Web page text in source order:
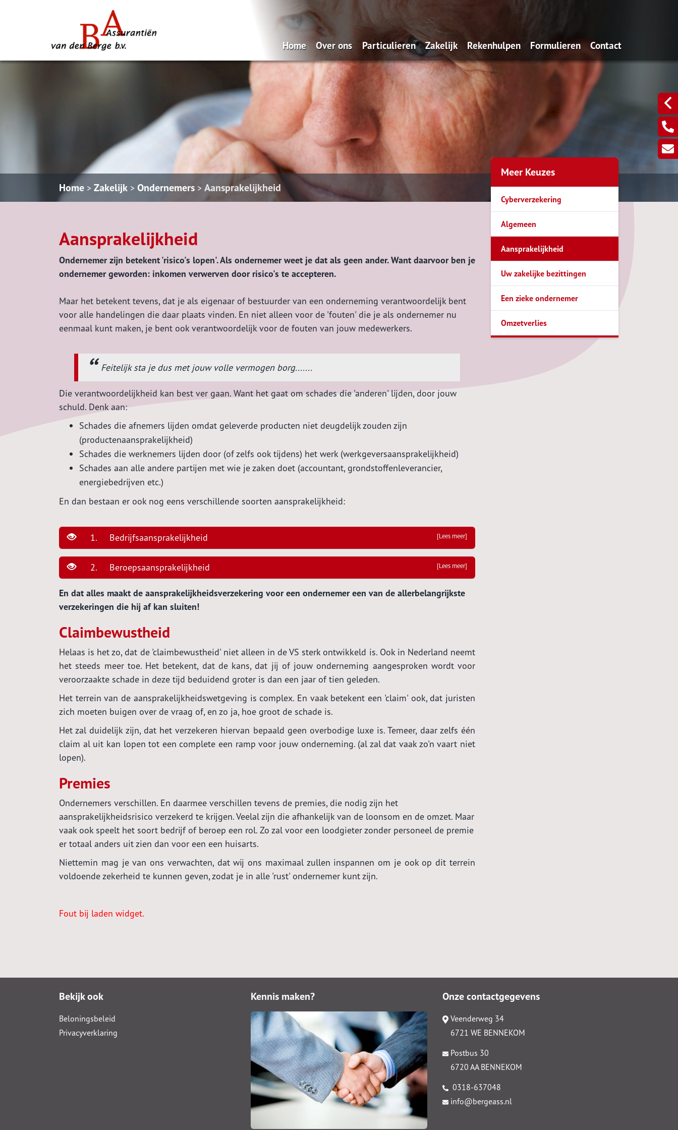
Home Over ons
Onze diensten via uw smartphone
Verzekeren
Particulieren
Verzekeren
Zakelijk
Ondernemers
Werkgevers
Rekenhulpen
Ziektekostenpremies vergelijken
Formulieren
Schadeformulieren
Contact
Home > Zakelijk > Ondernemers > Aansprakelijkheid
Aansprakelijkheid
Ondernemer zijn betekent 'risico's lopen'. Als ondernemer weet je dat als geen ander. Want daarvoor ben je
ondernemer geworden: inkomen verwerven door risico's te accepteren.
Maar het betekent tevens, dat je als eigenaar of bestuurder van een onderneming verantwoordelijk bent
voor alle handelingen die daar plaats vinden. En niet alleen voor de 'fouten' die je als ondernemer nu
eenmaal kunt maken, je bent ook verantwoordelijk voor de fouten van jouw medewerkers.
Feitelijk sta je dus met jouw volle vermogen borg.......
Die verantwoordelijkheid kan best ver gaan. Want het gaat om schades die 'anderen' lijden, door jouw
schuld. Denk aan:
Schades die afnemers lijden omdat geleverde producten niet deugdelijk zouden zijn
(productenaansprakelijkheid)
Schades die werknemers lijden door (of zelfs ook tijdens) het werk (werkgeversaansprakelijkheid)
Schades aan alle andere partijen met wie je zaken doet (accountant, grondstoffenleverancier,
energiebedrijven etc.)
En dan bestaan er ook nog eens verschillende soorten aansprakelijkheid:
1. Bedrijfsaansprakelijkheid [Lees meer]
2. Beroepsaansprakelijkheid [Lees meer]
En dat alles maakt de aansprakelijkheidsverzekering voor een ondernemer een van de allerbelangrijkste
verzekeringen die hij af kan sluiten!
Claimbewustheid
Helaas is het zo, dat de 'claimbewustheid' niet alleen in de VS sterk ontwikkeld is. Ook in Nederland neemt
het steeds meer toe. Het betekent, dat de kans, dat jij of jouw onderneming aangesproken wordt voor
veroorzaakte schade in deze tijd beduidend groter is dan een jaar of tien geleden.
Het terrein van de aansprakelijkheidswetgeving is complex. En vaak betekent een 'claim' ook, dat juristen
zich moeten buigen over de vraag of, en zo ja, hoe groot de schade is.
Het zal duidelijk zijn, dat het verzekeren hiervan bepaald geen overbodige luxe is. Temeer, daar zelfs één
claim al uit kan lopen tot een complete een ramp voor jouw onderneming. (al zal dat vaak zo'n vaart niet
lopen).
Premies
Ondernemers verschillen. En daarmee verschillen tevens de premies, die nodig zijn het
aansprakelijkheidsrisico verzekerd te krijgen. Veelal zijn die afhankelijk van de loonsom en de omzet. Maar
vaak ook speelt het soort bedrijf of beroep een rol. Zo zal voor een loodgieter zonder personeel de premie
er totaal anders uit zien dan voor een een huisarts.
Niettemin mag je van ons verwachten, dat wij ons maximaal zullen inspannen om je ook op dit terrein
voldoende zekerheid te kunnen geven, zodat je in alle 'rust' ondernemer kunt zijn.
Fout bij laden widget.
Meer Keuzes
Cyberverzekering
Algemeen
Aansprakelijkheid
Uw zakelijke bezittingen
Een zieke ondernemer
Omzetverlies
Bekijk ook
Beloningsbeleid
Privacyverklaring
Kennis maken? Onze contactgegevens
Veenderweg 34
6721 WE BENNEKOM
Postbus 30
6720 AA BENNEKOM
0318-637048
info@bergeass.nl